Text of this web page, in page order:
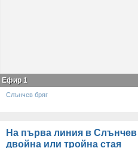
Ефир 1
Слънчев бряг
На първа линия в
двойна или тройна стая